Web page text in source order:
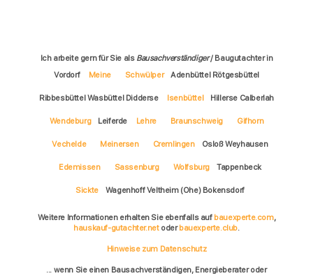
Ich arbeite gern für Sie als Bausachverständiger/ Baugutachter in
Vordorf
Meine Schwülper Adenbüttel Rötgesbüttel
Ribbesbüttel Wasbüttel Didderse Isenbüttel Hillerse Calberlah
Wendeburg Leiferde Lehre Braunschweig Gifhorn
Vechelde Meinersen Cremlingen Osloß Weyhausen
Edemissen Sassenburg Wolfsburg Tappenbeck
Sickte Wagenhoff Veltheim (Ohe) Bokensdorf
Weitere Informationen erhalten Sie ebenfalls auf bauexperte.com,
hauskauf-gutachter.netoderbauexperte.club.
Hinweise zum Datenschutz
... wenn Sie einen Bausachverständigen, Energieberater oder